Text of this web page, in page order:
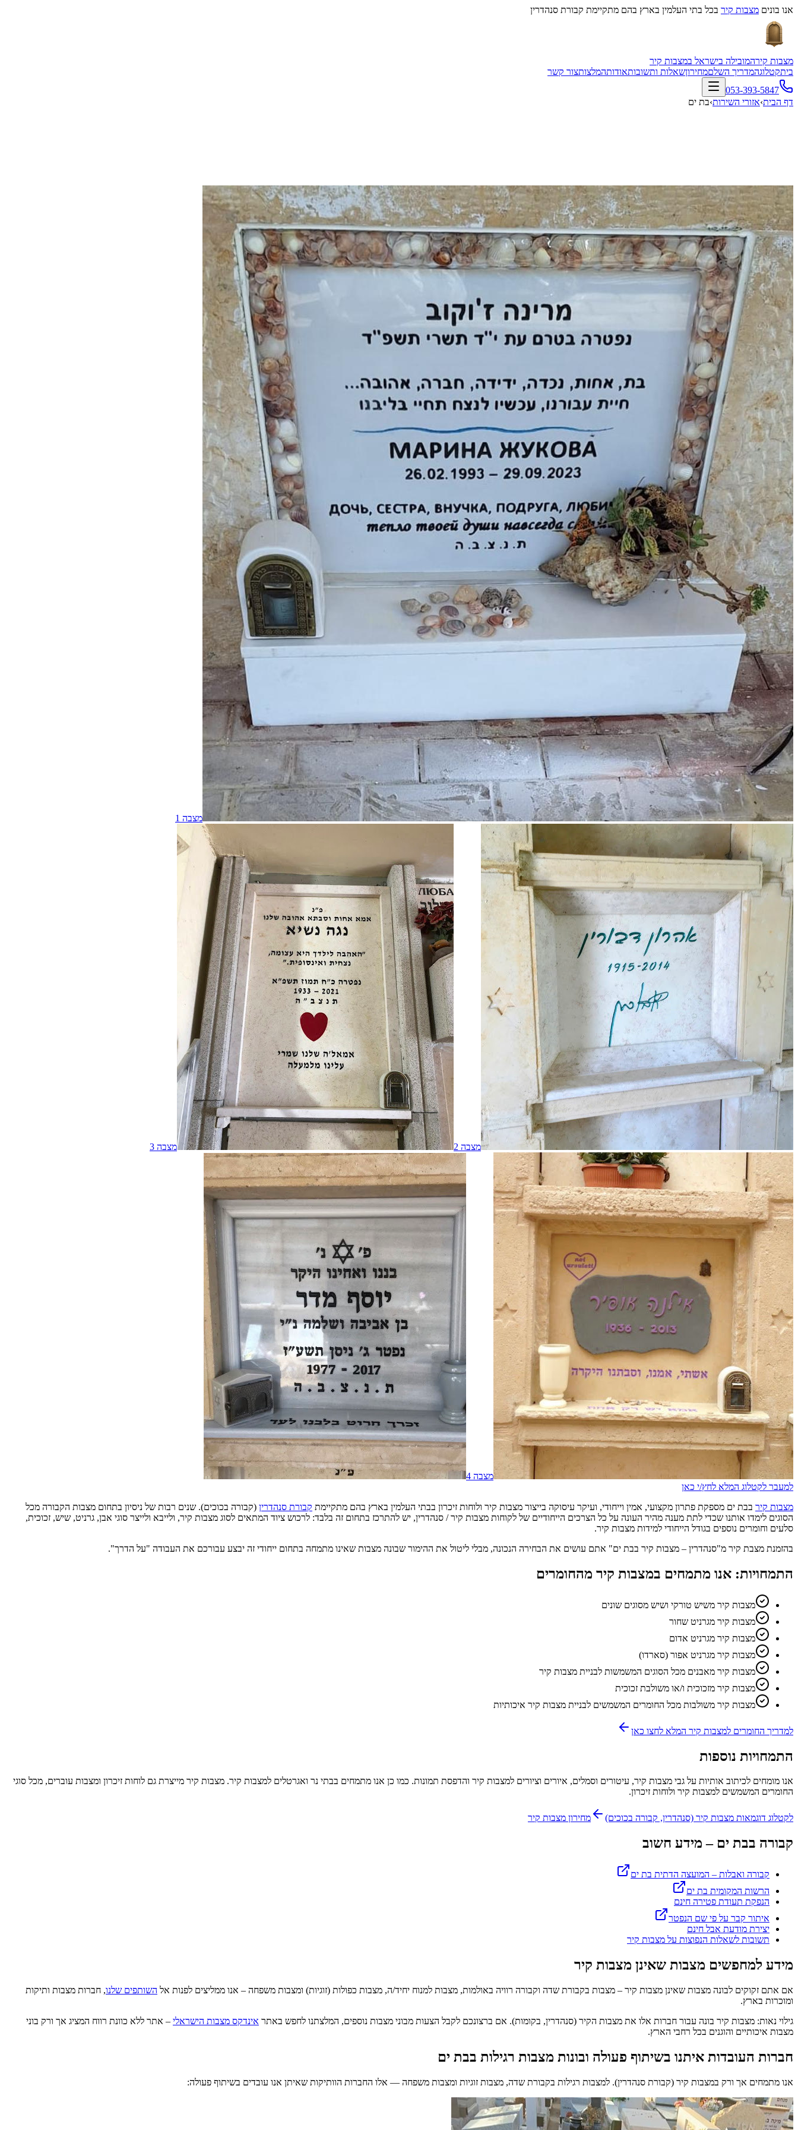
אנו בונים מצבות קיר בכל בתי העלמין בארץ בהם מתקיימת קבורת סנהדרין
מצבות קירהמובילה בישראל במצבות קיר
ביתקטלוגהמדריך השלםמחירוןשאלות ותשובותאודותהמלצותצור קשר
053-393-5847
דף הבית›אזורי השירות›בת ים
מצבה 1
מצבה 2 מצבה 3
מצבה 4
למעבר לקטלוג המלא לחץ/י כאן
מצבות קיר בבת ים מספקת פתרון מקצועי, אמין וייחודי, ועיקר עיסוקה בייצור מצבות קיר ולוחות זיכרון בבתי העלמין בארץ בהם מתקיימת קבורת סנהדרין (קבורה בכוכים). שנים רבות של ניסיון בתחום מצבות הקבורה מכל
הסוגים לימדו אותנו שכדי לתת מענה מהיר העונה על כל הצרכים הייחודיים של לקוחות מצבות קיר / סנהדרין, יש להתרכז בתחום זה בלבד: לרכוש ציוד המתאים לסוג מצבות קיר, ולייבא ולייצר סוגי אבן, גרניט, שיש, זכוכית,
סלעים וחומרים נוספים בגודל הייחודי למידות מצבות קיר.
בהזמנת מצבת קיר מ"סנהדרין – מצבות קיר בבת ים" אתם עושים את הבחירה הנכונה, מבלי ליטול את ההימור שבונה מצבות שאינו מתמחה בתחום ייחודי זה יבצע עבורכם את העבודה "על הדרך".
התמחויות: אנו מתמחים במצבות קיר מהחומרים
מצבות קיר משיש טורקי ושיש מסוגים שונים
מצבות קיר מגרניט שחור
מצבות קיר מגרניט אדום
מצבות קיר מגרניט אפור (סארדו)
מצבות קיר מאבנים מכל הסוגים המשמשות לבניית מצבות קיר
מצבות קיר מזכוכית ו/או משולבת זכוכית
מצבות קיר משולבות מכל החומרים המשמשים לבניית מצבות קיר איכותיות
למדריך החומרים למצבות קיר המלא לחצו כאן
התמחויות נוספות
אנו מומחים לכיתוב אותיות על גבי מצבות קיר, עיטורים וסמלים, איורים וציורים למצבות קיר והדפסת תמונות. כמו כן אנו מתמחים בבתי נר ואגרטלים למצבות קיר. מצבות קיר מייצרת גם לוחות זיכרון ומצבות עוברים, מכל סוגי
החומרים המשמשים למצבות קיר ולוחות זיכרון.
לקטלוג דוגמאות מצבות קיר (סנהדרין, קבורה בכוכים) מחירון מצבות קיר
קבורה בבת ים – מידע חשוב
קבורה ואבלות – המועצה הדתית בת ים
הרשות המקומית בת ים
הנפקת תעודת פטירה חינם
איתור קבר על פי שם הנפטר
יצירת מודעת אבל חינם
תשובות לשאלות הנפוצות על מצבות קיר
מידע למחפשים מצבות שאינן מצבות קיר
אם אתם זקוקים לבונה מצבות שאינן מצבות קיר – מצבות בקבורת שדה וקבורה רוויה באולמות, מצבות למנוח יחיד/ה, מצבות כפולות (זוגיות) ומצבות משפחה – אנו ממליצים לפנות אל השותפים שלנו, חברות מצבות ותיקות
ומוכרות בארץ.
גילוי נאות: מצבות קיר בונה עבור חברות אלו את מצבות הקיר (סנהדרין, בקומות). אם ברצונכם לקבל הצעות מבוני מצבות נוספים, המלצתנו לחפש באתר אינדקס מצבות הישראלי – אתר ללא כוונת רווח המציג אך ורק בוני
מצבות איכותיים והוגנים בכל רחבי הארץ.
חברות העובדות איתנו בשיתוף פעולה ובונות מצבות רגילות בבת ים
אנו מתמחים אך ורק במצבות קיר (קבורת סנהדרין). למצבות רגילות בקבורת שדה, מצבות זוגיות ומצבות משפחה — אלו החברות הוותיקות שאיתן אנו עובדים בשיתוף פעולה: